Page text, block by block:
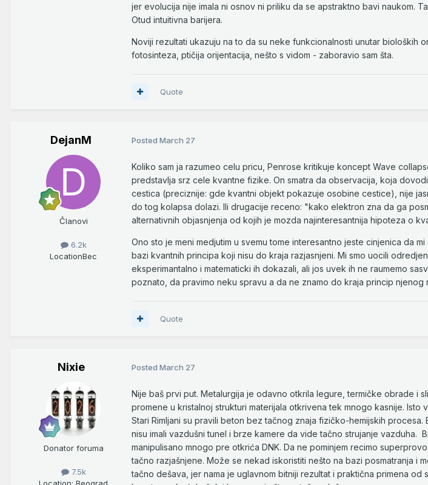
jer evolucija nije imala ni osnov ni priliku da se apstraktno bavi naukom.
Otud intuitivna barijera.
Noviji rezultati ukazuju na to da su neke funkcionalnosti unutar bioloških
fotosinteza, ptičija orijentacija, nešto s vidom - zaboravio sam šta.
Quote
DejanM
Članovi
6.2k
LocationBec
Posted March 27
Koliko sam ja razumeo celu pricu, Penrose kritikuje koncept Wave
predstavlja srz cele kvantne fizike. On smatra da observacija, koja
cestica (preciznije: gde kvantni objekt pokazuje osobine cestice), nije
do tog kolapsa dolazi. Ili drugacije receno: "kako elektron zna da ga
alternativnih objasnjenja od kojih je mozda najinteresantnija hipoteza o
Ono sto je meni medjutim u svemu tome interesantno jeste cinjenica da
bazi kvantnih principa koji nisu do kraja razjasnjeni. Mi smo uocili
eksperimantalno i matematicki ih dokazali, ali jos uvek ih ne raumemo
poznato, da pravimo neku spravu a da ne znamo do kraja princip njenog
Quote
Nixie
Donator foruma
7.5k
Posted March 27
Nije baš prvi put. Metalurgija je odavno otkrila legure, termičke obrade i
promene u kristalnoj strukturi materijala otkrivena tek mnogo kasnije. Isto
Stari Rimljani su pravili beton bez tačnog znaja fizičko-hemijskih procesa.
nisu imali vazdušni tunel i brze kamere da vide tačno strujanje vazduha.
manipulisano mnogo pre otkrića DNK. Da ne pominjem recimo
tačno razjašnjene. Može se nekad iskoristiti nešto na bazi posmatranja i
tačno dešava, jer nama je uglavnom bitniji rezultat i praktična primena od